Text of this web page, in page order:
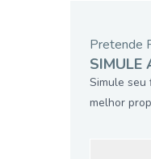
Pretende
SIMULE
Simule seu
melhor